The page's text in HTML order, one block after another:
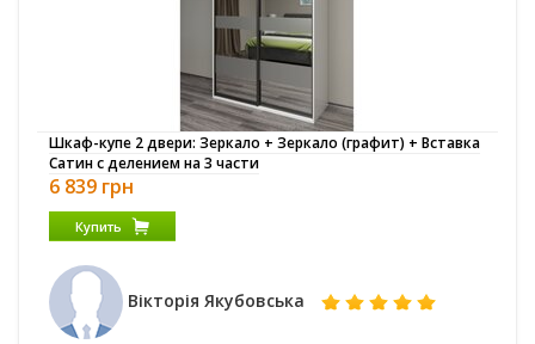
Шкаф-купе 2 двери: Зеркало + Зеркало (графит) + Вставка
Сатин с делением на 3 части
6 839 грн
Купить
Вікторія Якубовська